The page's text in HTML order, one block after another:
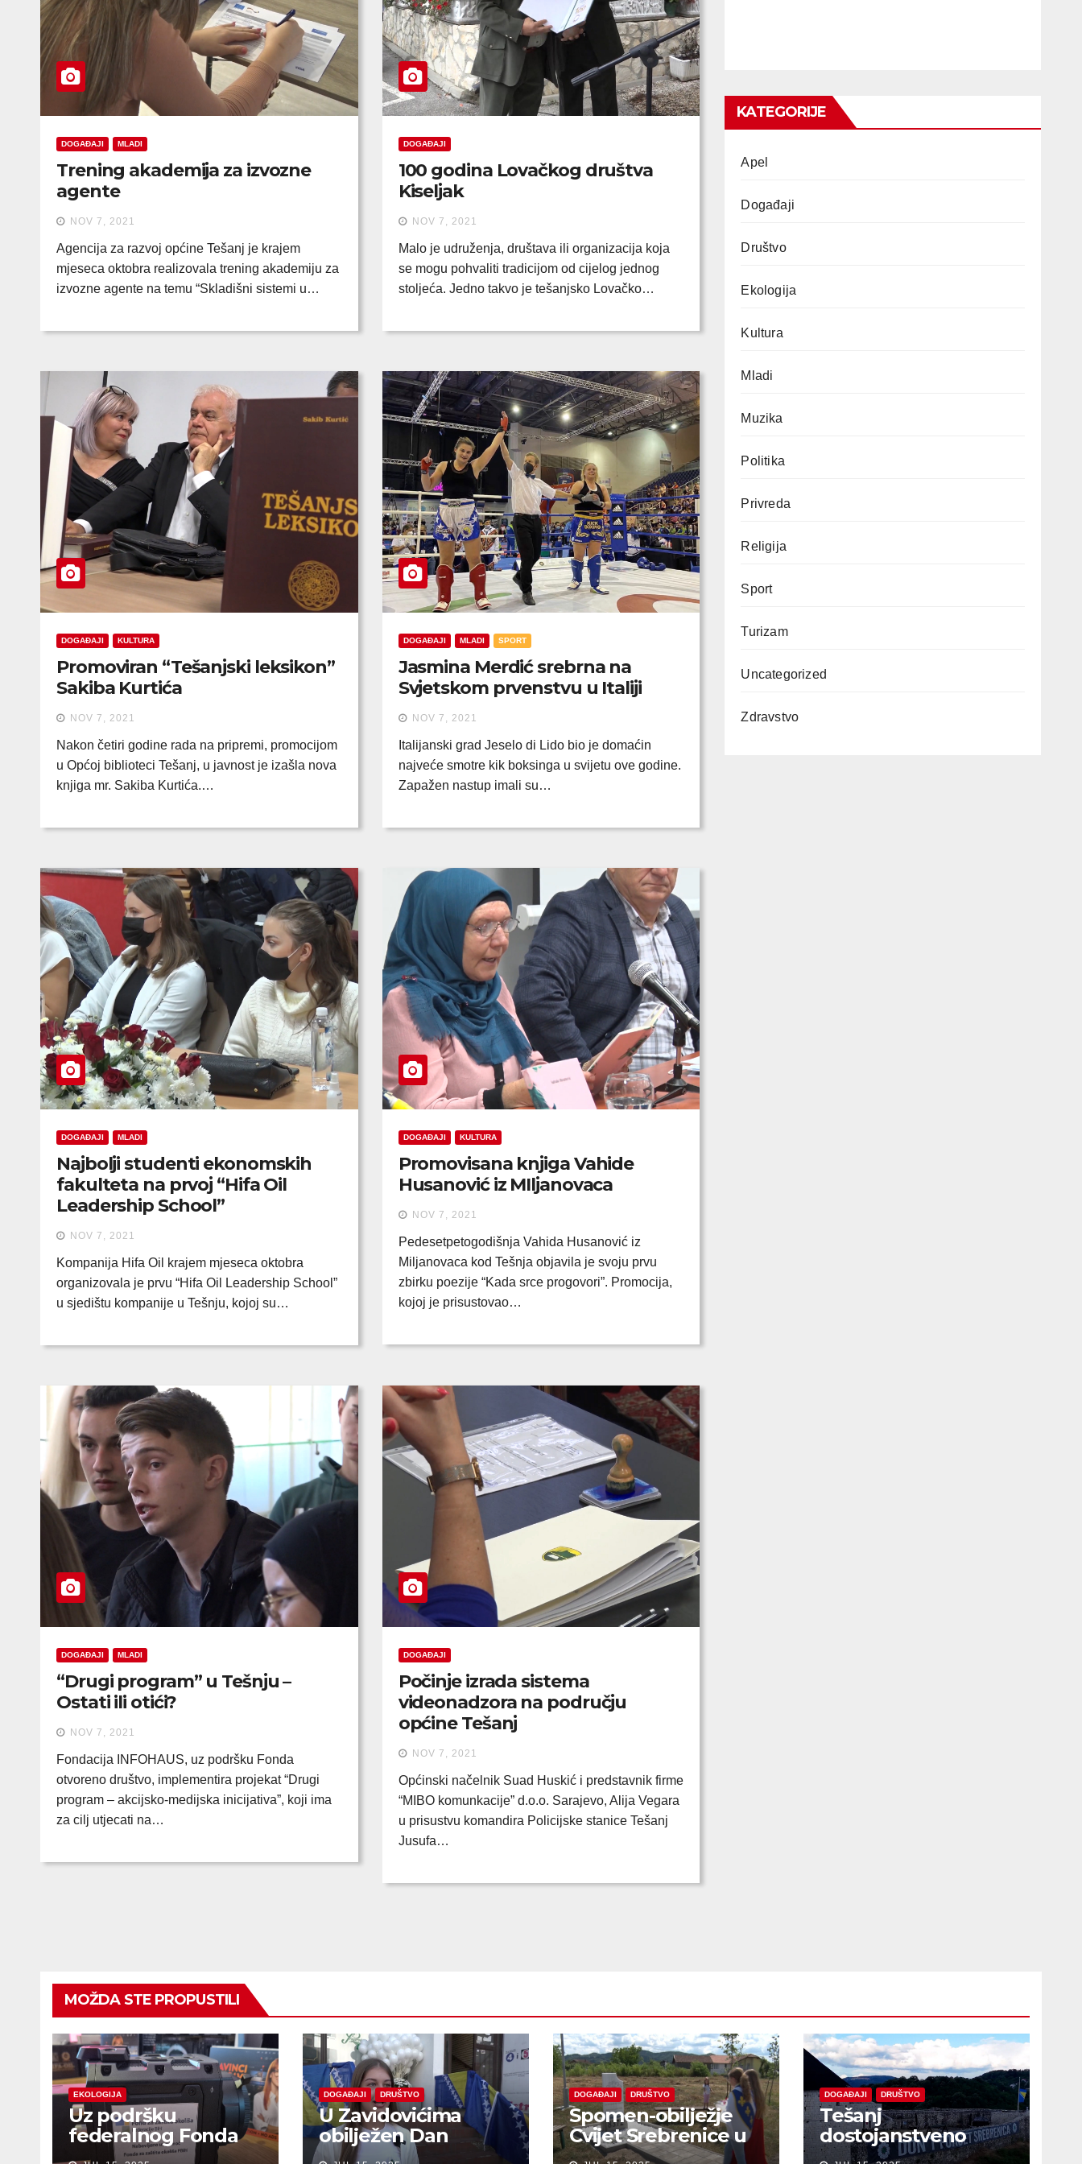
DOGAĐAJI MLADI
Trening akademija za izvozne
agente
NOV 7, 2021
Agencija za razvoj općine Tešanj je krajem
mjeseca oktobra realizovala trening akademiju za
izvozne agente na temu “Skladišni sistemi u…
DOGAĐAJI
100 godina Lovačkog društva
Kiseljak
NOV 7, 2021
Malo je udruženja, društava ili organizacija koja
se mogu pohvaliti tradicijom od cijelog jednog
stoljeća. Jedno takvo je tešanjsko Lovačko…
DOGAĐAJI KULTURA
Promoviran “Tešanjski leksikon”
Sakiba Kurtića
NOV 7, 2021
Nakon četiri godine rada na pripremi, promocijom
u Općoj biblioteci Tešanj, u javnost je izašla nova
knjiga mr. Sakiba Kurtića.…
DOGAĐAJI MLADI SPORT
Jasmina Merdić srebrna na
Svjetskom prvenstvu u Italiji
NOV 7, 2021
Italijanski grad Jeselo di Lido bio je domaćin
najveće smotre kik boksinga u svijetu ove godine.
Zapažen nastup imali su…
DOGAĐAJI MLADI
Najbolji studenti ekonomskih
fakulteta na prvoj “Hifa Oil
Leadership School”
NOV 7, 2021
Kompanija Hifa Oil krajem mjeseca oktobra
organizovala je prvu “Hifa Oil Leadership School”
u sjedištu kompanije u Tešnju, kojoj su…
DOGAĐAJI KULTURA
Promovisana knjiga Vahide
Husanović iz MIljanovaca
NOV 7, 2021
Pedesetpetogodišnja Vahida Husanović iz
Miljanovaca kod Tešnja objavila je svoju prvu
zbirku poezije “Kada srce progovori”. Promocija,
kojoj je prisustovao…
DOGAĐAJI MLADI
“Drugi program” u Tešnju –
Ostati ili otići?
NOV 7, 2021
Fondacija INFOHAUS, uz podršku Fonda
otvoreno društvo, implementira projekat “Drugi
program – akcijsko-medijska inicijativa”, koji ima
za cilj utjecati na…
DOGAĐAJI
Počinje izrada sistema
videonadzora na području
općine Tešanj
NOV 7, 2021
Općinski načelnik Suad Huskić i predstavnik firme
“MIBO komunkacije” d.o.o. Sarajevo, Alija Vegara
u prisustvu komandira Policijske stanice Tešanj
Jusufa…
KATEGORIJE
Apel
Događaji
Društvo
Ekologija
Kultura
Mladi
Muzika
Politika
Privreda
Religija
Sport
Turizam
Uncategorized
Zdravstvo
MOŽDA STE PROPUSTILI
EKOLOGIJA
Uz podršku
federalnog Fonda
za zaštitu okoliša
DOGAĐAJI DRUŠTVO
U Zavidovićima
obilježen Dan
sjećanja na žrtve
DOGAĐAJI DRUŠTVO
Spomen-obilježje
Cvijet Srebrenice u
Bobarama
DOGAĐAJI DRUŠTVO
Tešanj
dostojanstveno
obilježio Dan